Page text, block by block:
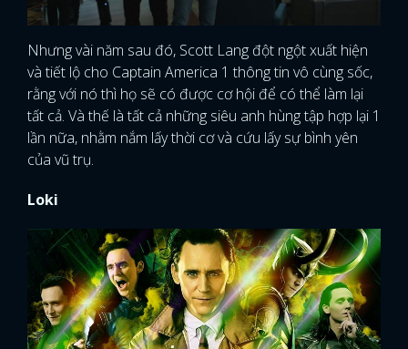
Nhưng vài năm sau đó, Scott Lang đột ngột xuất hiện
và tiết lộ cho Captain America 1 thông tin vô cùng sốc,
rằng với nó thì họ sẽ có được cơ hội để có thể làm lại
tất cả. Và thế là tất cả những siêu anh hùng tập hợp lại 1
lần nữa, nhằm nắm lấy thời cơ và cứu lấy sự bình yên
của vũ trụ.
Loki